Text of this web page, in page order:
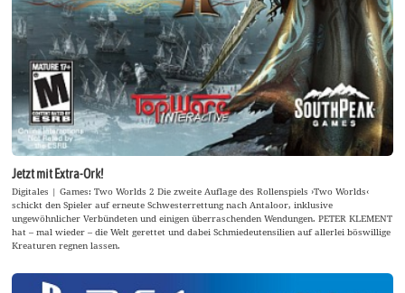
Jetzt mit Extra-Ork!
Digitales | Games: Two Worlds 2 Die zweite Auflage des Rollenspiels ›Two Worlds‹
schickt den Spieler auf erneute Schwesterrettung nach Antaloor, inklusive
ungewöhnlicher Verbündeten und einigen überraschenden Wendungen. PETER KLEMENT
hat – mal wieder – die Welt gerettet und dabei Schmiedeutensilien auf allerlei böswillige
Kreaturen regnen lassen.